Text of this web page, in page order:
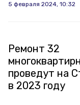
5 февраля 2024, 10:32
Ремонт 32
проведут на
в 2023 году